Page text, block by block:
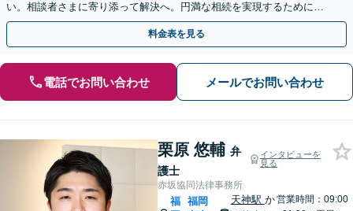
い。相談者さまに寄り添って解決へ。円満な相続を実現するために
も、経験豊富な弁護士にお任せください
料金表を見る
電話でお問い合わせ メールでお問い合わせ
栗原 悠輔 弁
護士
インタビューを
見る
赤坂協同法律事務所
福
福岡
天神駅 か営業時間：09:00